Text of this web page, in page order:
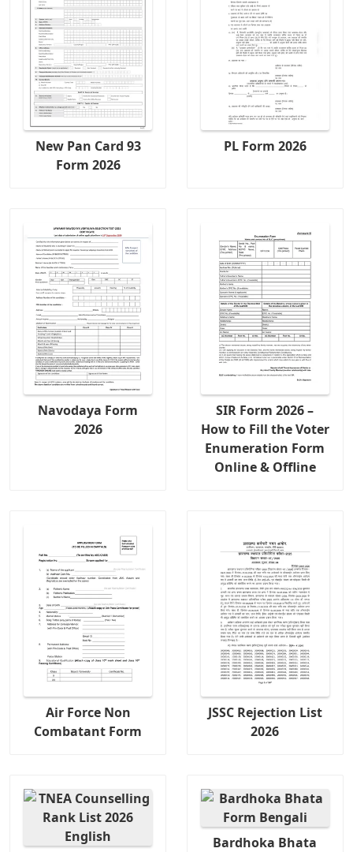
New Pan Card 93
Form 2026
PL Form 2026
Navodaya Form
2026
SIR Form 2026 –
How to Fill the Voter
Enumeration Form
Online & Offline
Air Force Non
Combatant Form
JSSC Rejection List
2026
Bardhoka Bhata